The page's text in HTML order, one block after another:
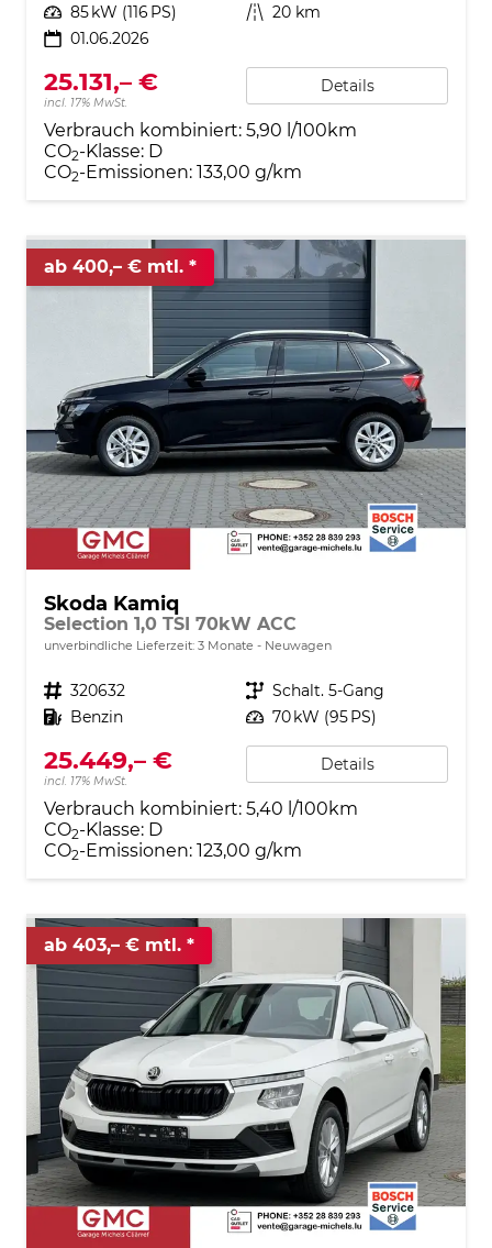
Leistung 85 kW (116 PS) Kilometerstand 20 km
01.06.2026
25.131,– €
incl. 17% MwSt.
Details
Verbrauch kombiniert: 5,90 l/100km
CO2-Klasse: D
CO2-Emissionen: 133,00 g/km
ab 400,– € mtl.
Skoda Kamiq
Selection 1,0 TSI 70kW ACC
unverbindliche Lieferzeit: 3 Monate Neuwagen
Fahrzeugnr. 320632 Getriebe Schalt. 5-Gang
Kraftstoff Benzin Leistung 70 kW (95 PS)
25.449,– €
incl. 17% MwSt.
Details
Verbrauch kombiniert: 5,40 l/100km
CO2-Klasse: D
CO2-Emissionen: 123,00 g/km
ab 403,– € mtl.